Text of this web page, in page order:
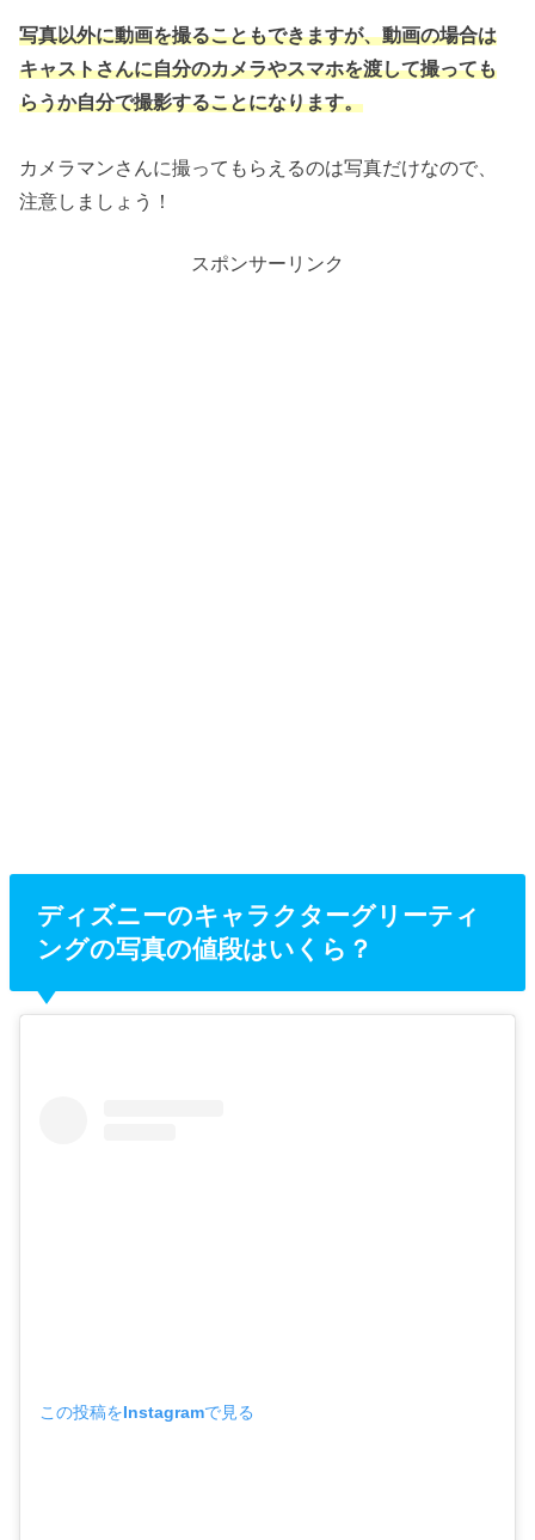
写真以外に動画を撮ることもできますが、動画の場合は
キャストさんに自分のカメラやスマホを渡して撮っても
らうか自分で撮影することになります。
カメラマンさんに撮ってもらえるのは写真だけなので、
注意しましょう！
スポンサーリンク
ディズニーのキャラクターグリーティ
ングの写真の値段はいくら？
この投稿をInstagramで見る